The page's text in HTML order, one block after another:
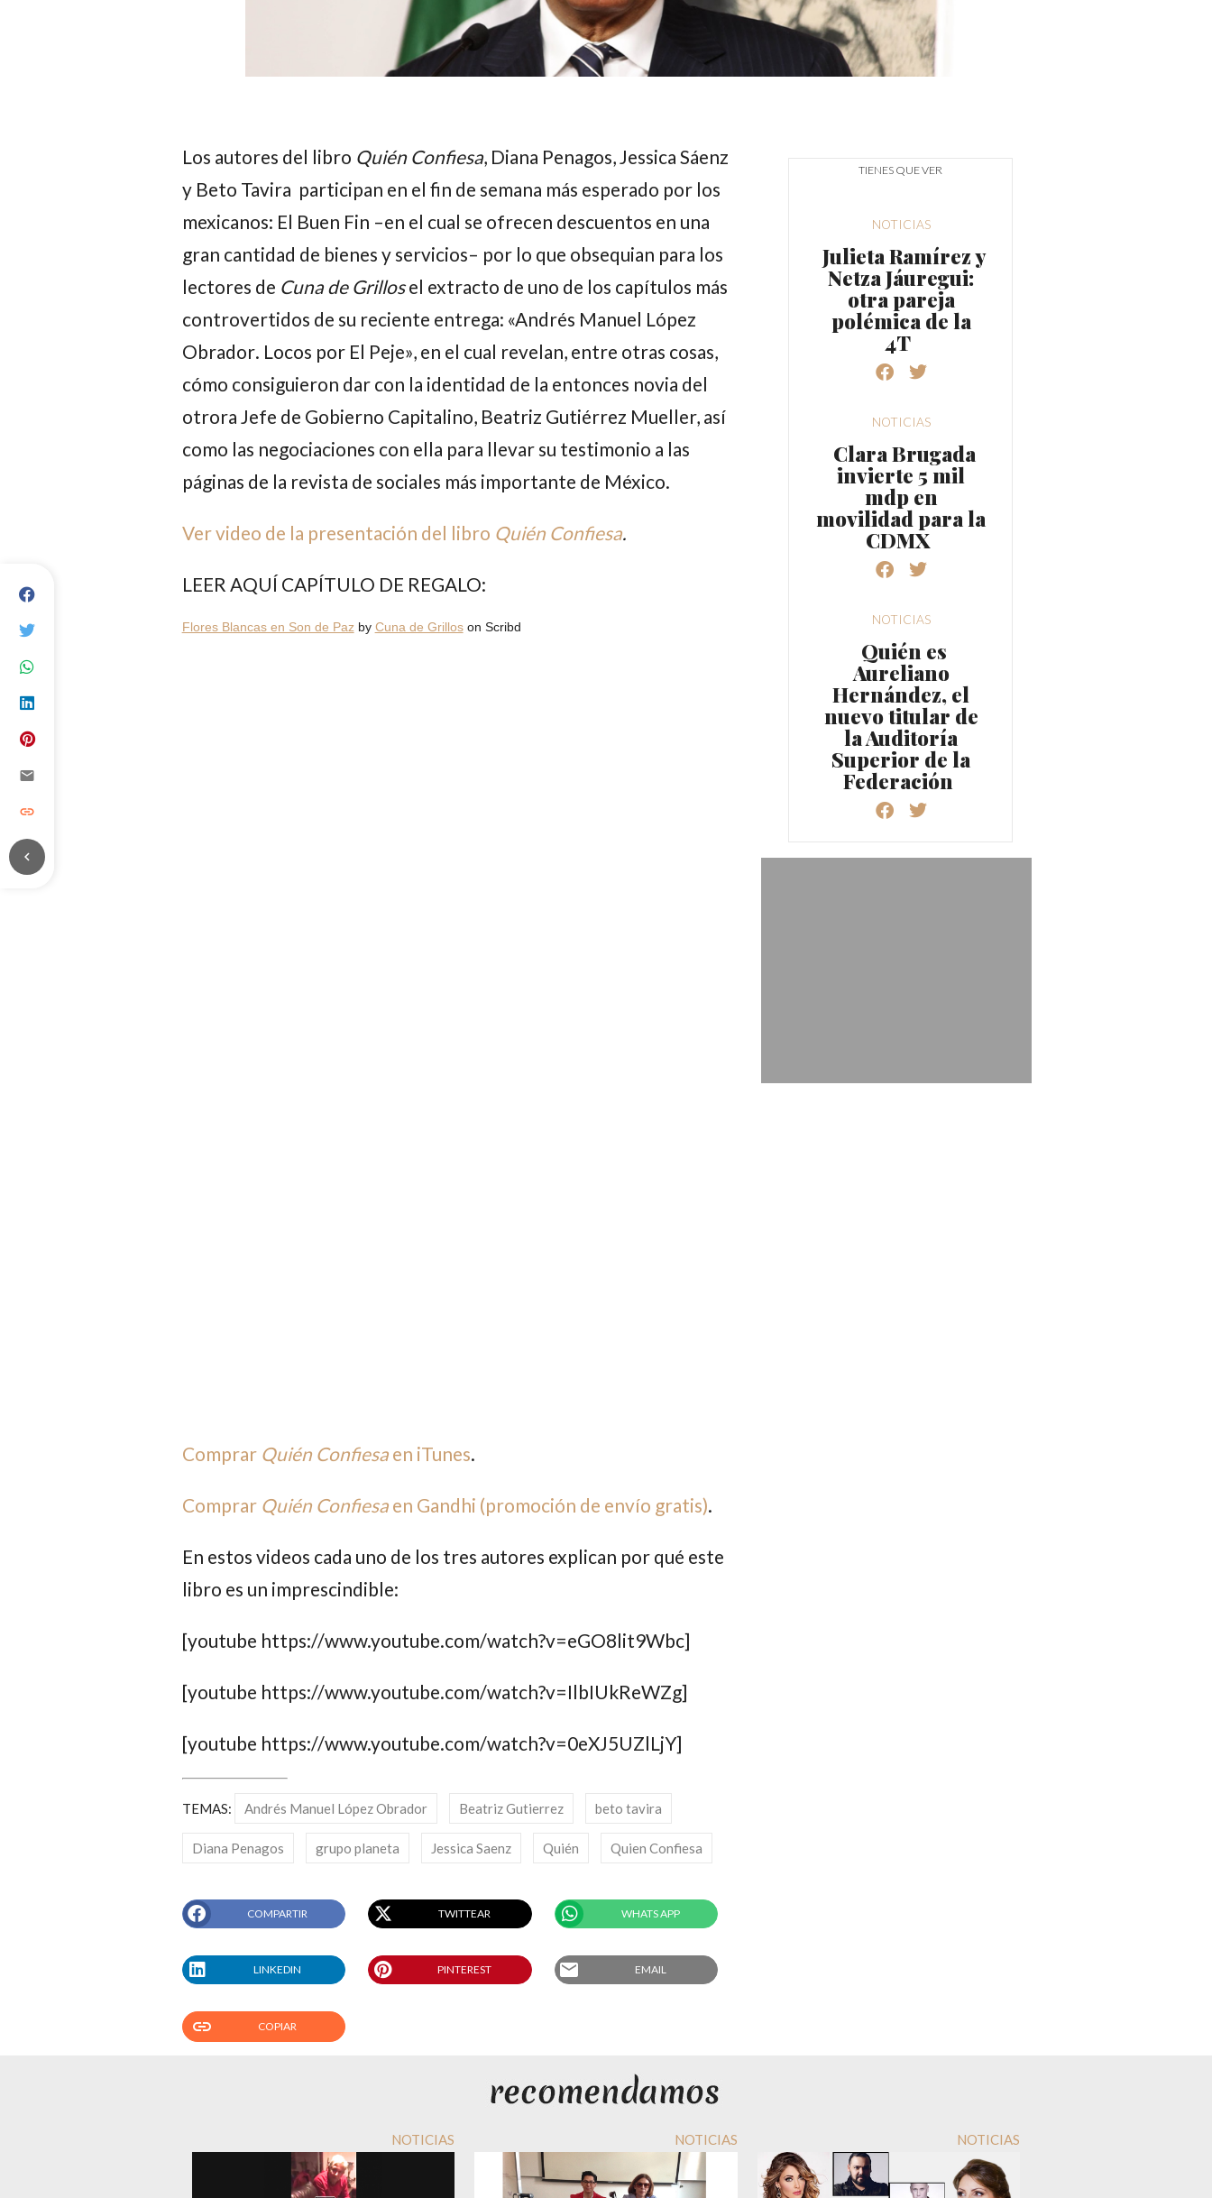
email
link
chevron_left
Los autores del libro Quién Confiesa, Diana Penagos,Jessica Sáenz
y Beto Tavira participan en el fin de semana más esperado por los
mexicanos: El Buen Fin –en el cual se ofrecen descuentos en una
gran cantidad de bienes y servicios– por lo que obsequian para los
lectores de Cuna de Grillosel extracto de uno de los capítulos más
controvertidos de su reciente entrega: «Andrés Manuel López
Obrador. Locos por El Peje»,en el cual revelan, entre otras cosas,
cómo consiguieron dar con la identidad de la entonces novia del
otrora Jefe de Gobierno Capitalino, Beatriz Gutiérrez Mueller,así
como las negociaciones con ella para llevar su testimonio a las
páginas de la revista de sociales más importante de México.
Ver video de la presentación del libro Quién Confiesa.
LEER AQUÍ CAPÍTULO DE REGALO:
Flores Blancas en Son de Paz by Cuna de Grilloson Scribd
Comprar Quién Confiesaen iTunes.
Comprar Quién Confiesaen Gandhi (promoción de envío gratis).
En estos videos cada uno de los tres autores explican por qué este
libro es un imprescindible:
[youtube https://www.youtube.com/watch?v=eGO8lit9Wbc]
[youtube https://www.youtube.com/watch?v=IlbIUkReWZg]
[youtube https://www.youtube.com/watch?v=0eXJ5UZlLjY]
TEMAS: Andrés Manuel López Obrador Beatriz Gutierrez beto tavira
Diana Penagos grupo planeta Jessica Saenz Quién Quien Confiesa
COMPARTIR TWITTEAR WHATS APP
LINKEDIN PINTEREST email EMAIL
link COPIAR
TIENES QUE VER
NOTICIAS
Julieta Ramírez y
Netza Jáuregui:
otra pareja
polémica de la
4T
NOTICIAS
Clara Brugada
invierte 5 mil
mdp en
movilidad para la
CDMX
NOTICIAS
Quién es
Aureliano
Hernández, el
nuevo titular de
la Auditoría
Superior de la
Federación
NOTICIAS NOTICIAS NOTICIAS